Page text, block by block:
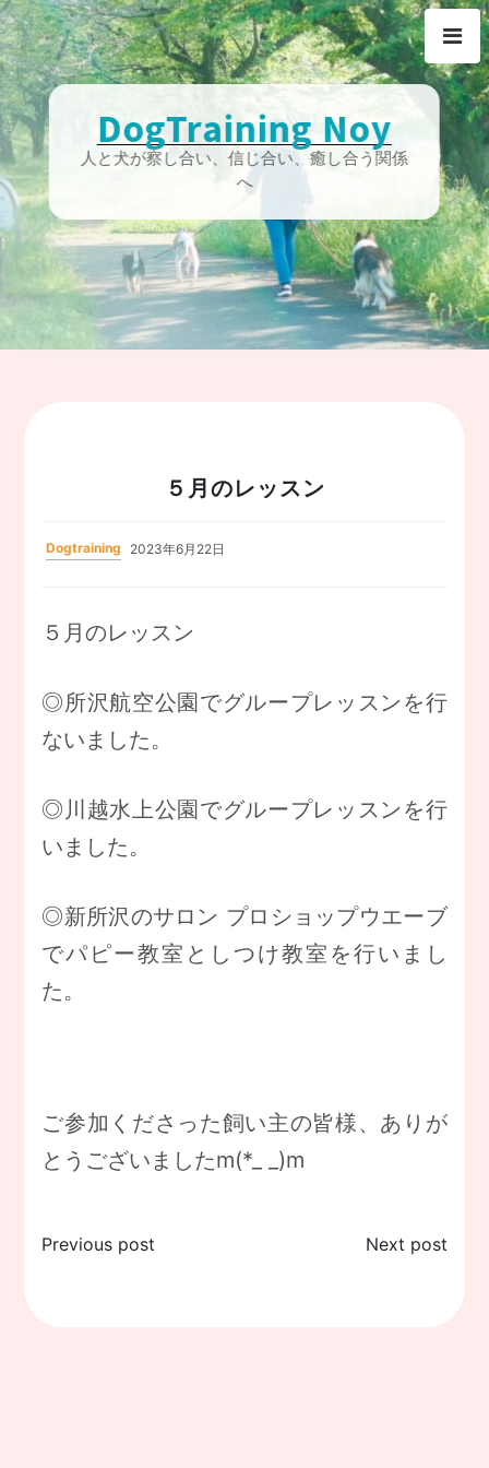
Skip
to
content
DogTraining Noy
人と犬が察し合い、信じ合い、癒し合う関係
へ
５月のレッスン
Dogtraining 2023年6月22日
５月のレッスン
◎所沢航空公園でグループレッスンを行
ないました。
◎川越水上公園でグループレッスンを行
いました。
◎新所沢のサロン プロショップウエーブ
でパピー教室としつけ教室を行いまし
た。
ご参加くださった飼い主の皆様、ありが
とうございましたm(*_ _)m
投
Previous post Next post